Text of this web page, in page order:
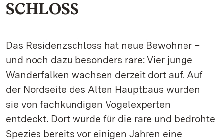
SCHLOSS
Das Residenzschloss hat neue Bewohner –
und noch dazu besonders rare: Vier junge
Wanderfalken wachsen derzeit dort auf. Auf
der Nordseite des Alten Hauptbaus wurden
sie von fachkundigen Vogelexperten
entdeckt. Dort wurde für die rare und bedrohte
Spezies bereits vor einigen Jahren eine